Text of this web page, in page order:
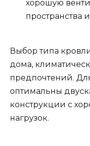
хорошую
пространства
Выбор типа
дома,
предпочтений.
оптимальны
конструкции с
нагрузок.